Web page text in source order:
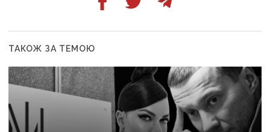
ТАКОЖ ЗА ТЕМОЮ